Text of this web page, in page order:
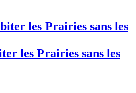
les Prairies sans les